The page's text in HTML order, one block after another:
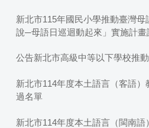
新北市115年國民小學推動臺灣
說─母語日巡迴動起來」實施計畫
公告新北市高級中等以下學校推
新北市114年度本土語言（客語
過名單
新北市114年度本土語言（閩南